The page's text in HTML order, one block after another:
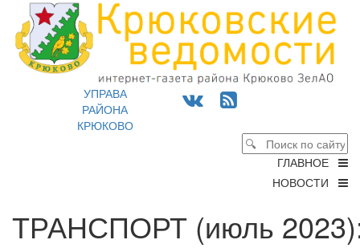
УПРАВА
РАЙОНА
КРЮКОВО
ГЛАВНОЕ
НОВОСТИ
ТРАНСПОРТ (июль